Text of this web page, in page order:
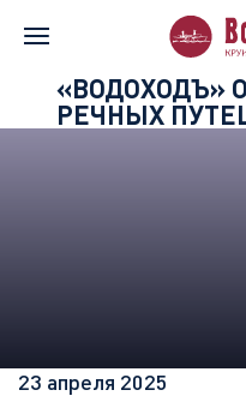
Главная Информация о
«ВОДОХОДЪ»
РЕЧНЫХ
23 апреля 2025